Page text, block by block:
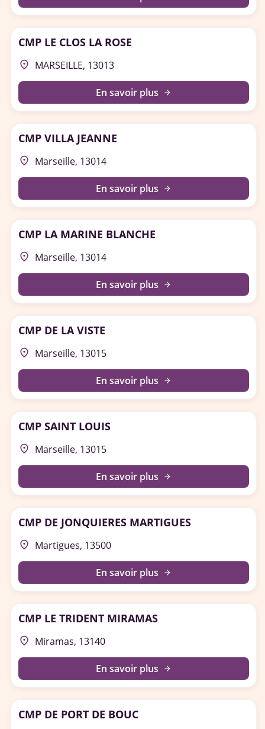
CMP LE CLOS LA ROSE
place MARSEILLE, 13013
En savoir plus arrow_forward
CMP VILLA JEANNE
place Marseille, 13014
En savoir plus arrow_forward
CMP LA MARINE BLANCHE
place Marseille, 13014
En savoir plus arrow_forward
CMP DE LA VISTE
place Marseille, 13015
En savoir plus arrow_forward
CMP SAINT LOUIS
place Marseille, 13015
En savoir plus arrow_forward
CMP DE JONQUIERES MARTIGUES
place Martigues, 13500
En savoir plus arrow_forward
CMP LE TRIDENT MIRAMAS
place Miramas, 13140
En savoir plus arrow_forward
CMP DE PORT DE BOUC